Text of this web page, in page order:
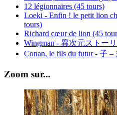
12 légionnaires (45 tours)
Loeki - Enfin ! le petit lion
tours)
Richard cœur de lion (45
Wingman - 異次元ストー
Conan, le fils du futur - 子
Zoom sur...